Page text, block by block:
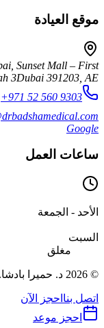
موقع العيادة
Sunset Mall – First
3Dubai 391203 AE
+971 52 560 9303
Google
ساعات العمل
الأحد - الجمعة
السبت
مغلق
© 2026 د. حميرا بادشا. جميع الحقوق محفوظة.
اتصل بنا احجز الآن
احجز موعد